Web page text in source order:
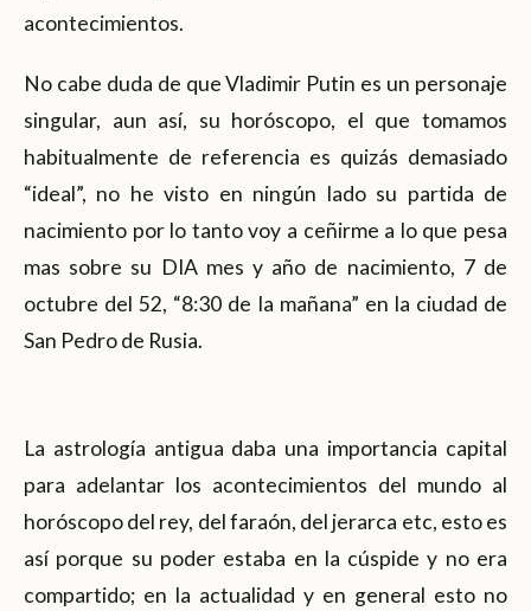
acontecimientos.
No cabe duda de que Vladimir Putin es un personaje
singular, aun así, su horóscopo, el que tomamos
habitualmente de referencia es quizás demasiado
“ideal”, no he visto en ningún lado su partida de
nacimiento por lo tanto voy a ceñirme a lo que pesa
mas sobre su DIA mes y año de nacimiento, 7 de
octubre del 52, “8:30 de la mañana” en la ciudad de
San Pedro de Rusia.
La astrología antigua daba una importancia capital
para adelantar los acontecimientos del mundo al
horóscopo del rey, del faraón, del jerarca etc, esto es
así porque su poder estaba en la cúspide y no era
compartido; en la actualidad y en general esto no